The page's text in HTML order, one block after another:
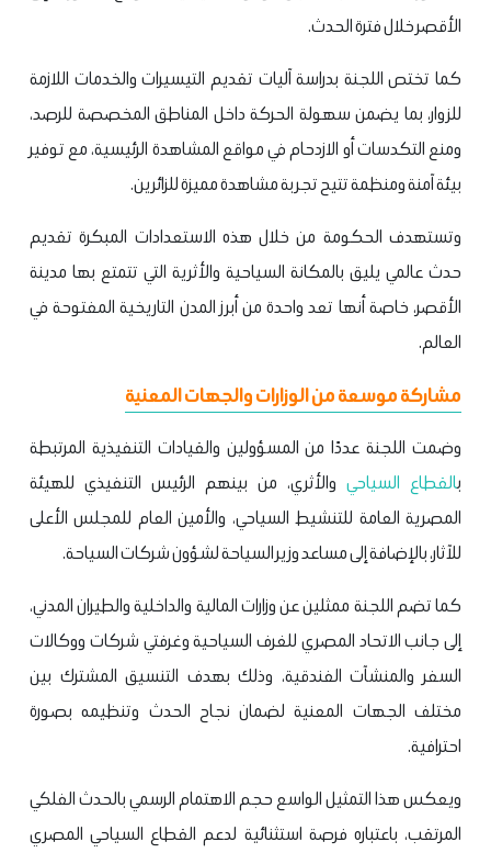
الأقصر خلال فترة الحدث.
كما تختص اللجنة بدراسة آليات تقديم التيسيرات والخدمات اللازمة
للزوار، بما يضمن سهولة الحركة داخل المناطق المخصصة للرصد،
ومنع التكدسات أو الازدحام في مواقع المشاهدة الرئيسية، مع توفير
بيئة آمنة ومنظمة تتيح تجربة مشاهدة مميزة للزائرين.
وتستهدف الحكومة من خلال هذه الاستعدادات المبكرة تقديم
حدث عالمي يليق بالمكانة السياحية والأثرية التي تتمتع بها مدينة
الأقصر، خاصة أنها تعد واحدة من أبرز المدن التاريخية المفتوحة في
العالم.
مشاركة موسعة من الوزارات والجهات المعنية
وضمت اللجنة عددًا من المسؤولين والقيادات التنفيذية المرتبطة
بالقطاع السياحي والأثري، من بينهم الرئيس التنفيذي للهيئة
المصرية العامة للتنشيط السياحي، والأمين العام للمجلس الأعلى
للآثار، بالإضافة إلى مساعد وزير السياحة لشؤون شركات السياحة.
كما تضم اللجنة ممثلين عن وزارات المالية والداخلية والطيران المدني،
إلى جانب الاتحاد المصري للغرف السياحية وغرفتي شركات ووكالات
السفر والمنشآت الفندقية، وذلك بهدف التنسيق المشترك بين
مختلف الجهات المعنية لضمان نجاح الحدث وتنظيمه بصورة
احترافية.
ويعكس هذا التمثيل الواسع حجم الاهتمام الرسمي بالحدث الفلكي
المرتقب، باعتباره فرصة استثنائية لدعم القطاع السياحي المصري